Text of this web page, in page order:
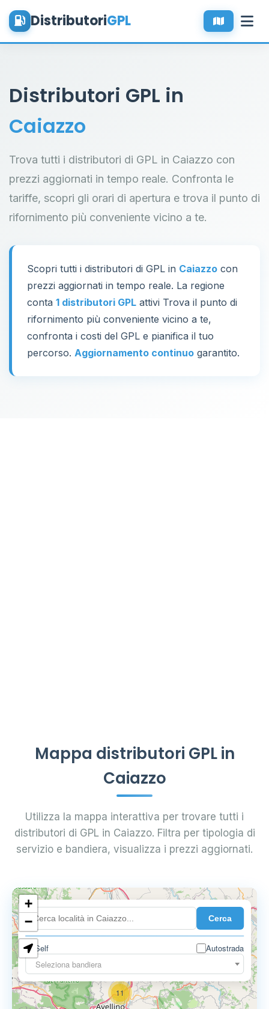
DistributoriGPL
Distributori GPL in
Caiazzo
Trova tutti i distributori di GPL in Caiazzo con
prezzi aggiornati in tempo reale. Confronta le
tariffe, scopri gli orari di apertura e trova il punto di
rifornimento più conveniente vicino a te.
Scopri tutti i distributori di GPL in Caiazzo con
prezzi aggiornati in tempo reale. La regione
conta 1 distributori GPL attivi Trova il punto di
rifornimento più conveniente vicino a te,
confronta i costi del GPL e pianifica il tuo
percorso. Aggiornamento continuo garantito.
Mappa distributori GPL in
Caiazzo
Utilizza la mappa interattiva per trovare tutti i
distributori di GPL in Caiazzo. Filtra per tipologia di
servizio e bandiera, visualizza i prezzi aggiornati.
Cerca
Self
Autostrada
Seleziona bandiera
11
0.699 €
+
−